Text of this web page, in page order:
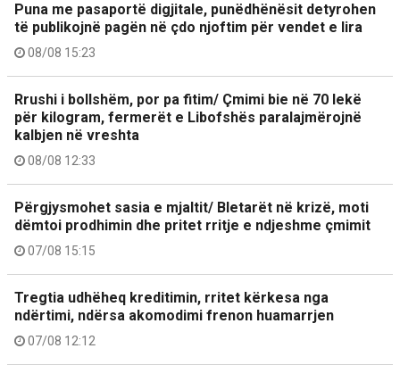
Puna me pasaportë digjitale, punëdhënësit detyrohen
të publikojnë pagën në çdo njoftim për vendet e lira
08/08 15:23
Rrushi i bollshëm, por pa fitim/ Çmimi bie në 70 lekë
për kilogram, fermerët e Libofshës paralajmërojnë
kalbjen në vreshta
08/08 12:33
Përgjysmohet sasia e mjaltit/ Bletarët në krizë, moti
dëmtoi prodhimin dhe pritet rritje e ndjeshme çmimit
07/08 15:15
Tregtia udhëheq kreditimin, rritet kërkesa nga
ndërtimi, ndërsa akomodimi frenon huamarrjen
07/08 12:12